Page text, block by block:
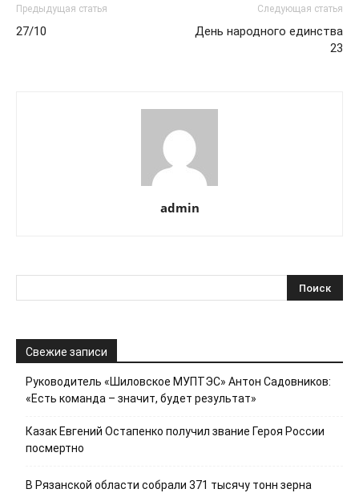
Предыдущая статья
27/10
Следующая статья
День народного единства
23
admin
Свежие записи
Руководитель «Шиловское МУПТЭС» Антон Садовников:
«Есть команда – значит, будет результат»
Казак Евгений Остапенко получил звание Героя России
посмертно
В Рязанской области собрали 371 тысячу тонн зерна